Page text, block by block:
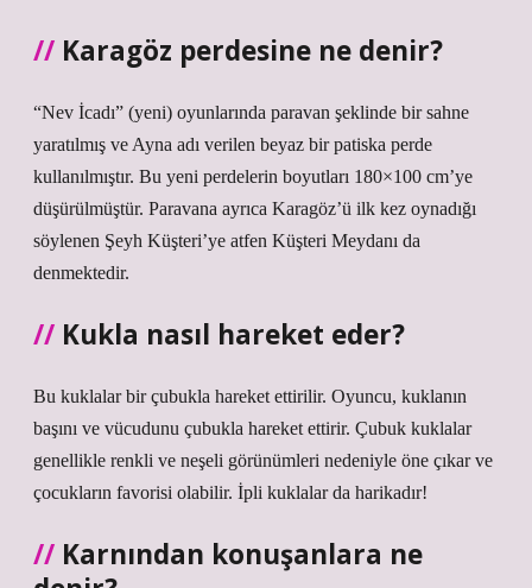
Karagöz perdesine ne denir?
“Nev İcadı” (yeni) oyunlarında paravan şeklinde bir sahne
yaratılmış ve Ayna adı verilen beyaz bir patiska perde
kullanılmıştır. Bu yeni perdelerin boyutları 180×100 cm’ye
düşürülmüştür. Paravana ayrıca Karagöz’ü ilk kez oynadığı
söylenen Şeyh Küşteri’ye atfen Küşteri Meydanı da
denmektedir.
Kukla nasıl hareket eder?
Bu kuklalar bir çubukla hareket ettirilir. Oyuncu, kuklanın
başını ve vücudunu çubukla hareket ettirir. Çubuk kuklalar
genellikle renkli ve neşeli görünümleri nedeniyle öne çıkar ve
çocukların favorisi olabilir. İpli kuklalar da harikadır!
Karnından konuşanlara ne